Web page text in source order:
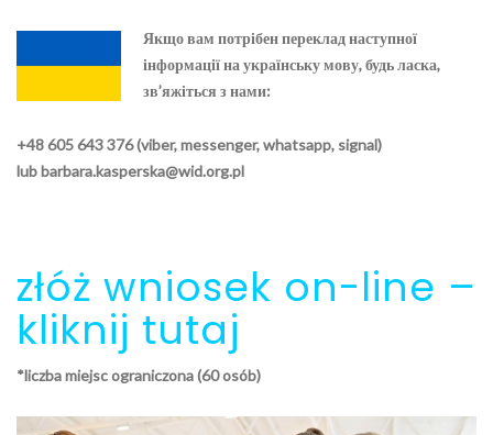
Якщо вам потрібен переклад наступної
інформації на українську мову, будь ласка,
зв’яжіться з нами:
+48 605 643 376 (viber, messenger, whatsapp, signal)
lubbarbara.kasperska@wid.org.pl
złóż wniosek on-line –
kliknij tutaj
*liczba miejsc ograniczona (60 osób)